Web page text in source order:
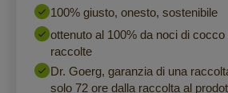
100% giusto, onesto, sostenibile
ottenuto al 100% da noci di cocco
raccolte
Dr. Goerg, garanzia di una
solo 72 ore dalla raccolta al